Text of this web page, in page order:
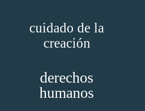
cuidado de la
creación
derechos
humanos